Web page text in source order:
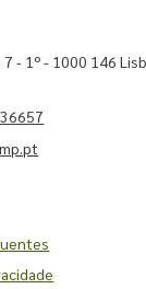
7 - 1º - 1000 146